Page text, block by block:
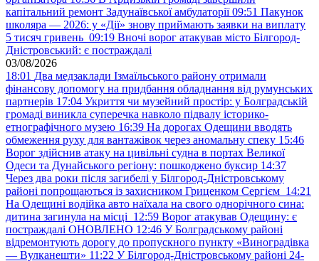
капітальний ремонт Задунаївської амбулаторії 09:51 Пакунок
школяра — 2026: у «Дії» знову приймають заявки на виплату
5 тисяч гривень 09:19 Вночі ворог атакував місто Білгород-
Дністровський: є постраждалі
03/08/2026
18:01 Два медзаклади Ізмаїльського району отримали
фінансову допомогу на придбання обладнання від румунських
партнерів 17:04 Укриття чи музейний простір: у Болградській
громаді виникла суперечка навколо підвалу історико-
етнографічного музею 16:39 На дорогах Одещини вводять
обмеження руху для вантажівок через аномальну спеку 15:46
Ворог здійснив атаку на цивільні судна в портах Великої
Одеси та Дунайського регіону: пошкоджено буксир 14:37
Через два роки після загибелі у Білгород-Дністровському
районі попрощаються із захисником Гриценком Сергієм 14:21
На Одещині водійка авто наїхала на свого однорічного сина:
дитина загинула на місці 12:59 Ворог атакував Одещину: є
постраждалі ОНОВЛЕНО 12:46 У Болградському районі
відремонтують дорогу до пропускного пункту «Виноградівка
— Вулканешти» 11:22 У Білгород-Дністровському районі 24-